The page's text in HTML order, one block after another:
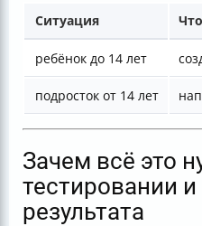
Ситуация
ребёнок до 14 лет
подросток от 14 лет
Зачем всё это
тестировании
результата